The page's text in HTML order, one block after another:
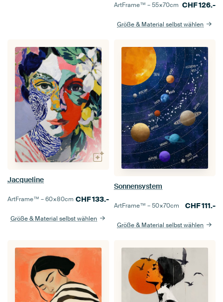
ArtFrame™ –55×70cm CHF126.-
Größe & Material selbst wählen
Jacqueline
ArtFrame™ –60×80cm CHF133.-
Größe & Material selbst wählen
Sonnensystem
ArtFrame™ –50×70cm CHF111.-
Größe & Material selbst wählen